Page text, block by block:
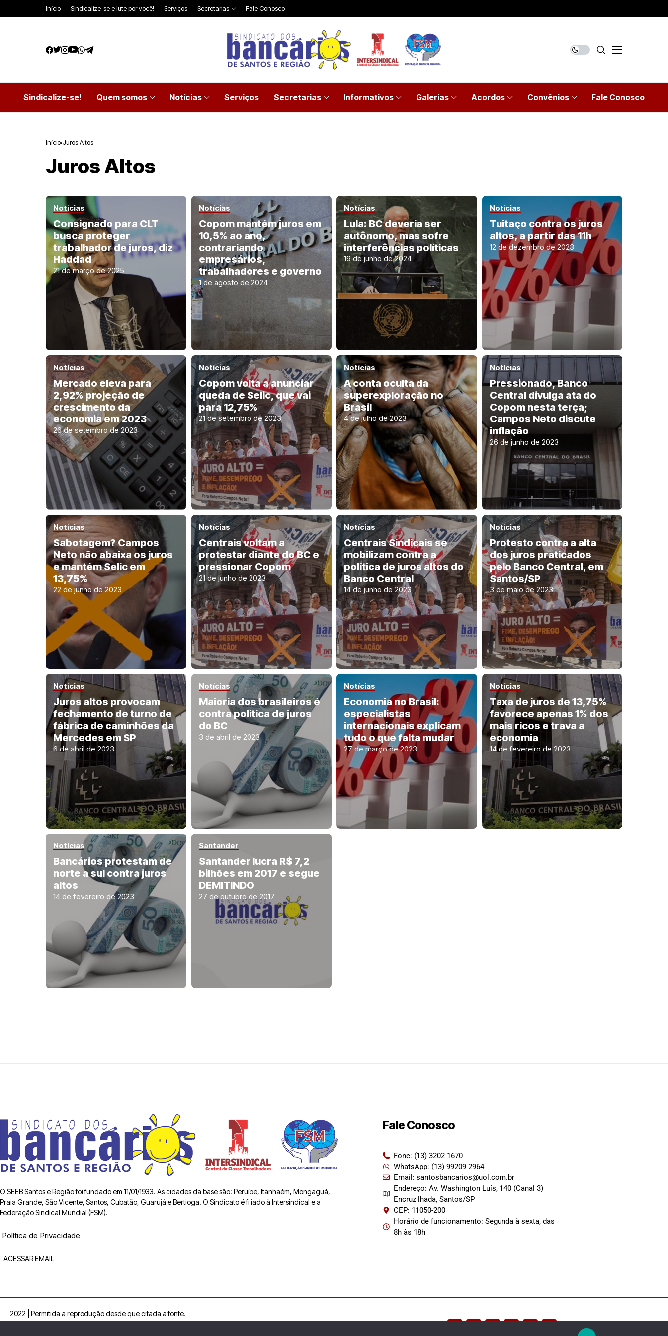
Início Sindicalize-se e lute por você! Serviços Secretarias Fale Conosco
Sindicalize-se! Quem somos Notícias Serviços Secretarias Informativos Galerias Acordos Convênios Fale Conosco
Início Juros Altos
Juros Altos
Notícias
Consignado para CLT
busca proteger
trabalhador de juros, diz
Haddad
21 de março de 2025
Notícias
Copom mantém juros em
10,5% ao ano,
contrariando
empresários,
trabalhadores e governo
1 de agosto de 2024
Notícias
Lula: BC deveria ser
autônomo, mas sofre
interferências políticas
19 de junho de 2024
Notícias
Tuitaço contra os juros
altos, a partir das 11h
12 de dezembro de 2023
Notícias
Mercado eleva para
2,92% projeção de
crescimento da
economia em 2023
26 de setembro de 2023
Notícias
Copom volta a anunciar
queda de Selic, que vai
para 12,75%
21 de setembro de 2023
Notícias
A conta oculta da
superexploração no
Brasil
4 de julho de 2023
Notícias
Pressionado, Banco
Central divulga ata do
Copom nesta terça;
Campos Neto discute
inflação
26 de junho de 2023
Notícias
Sabotagem? Campos
Neto não abaixa os juros
e mantém Selic em
13,75%
22 de junho de 2023
Notícias
Centrais voltam a
protestar diante do BC e
pressionar Copom
21 de junho de 2023
Notícias
Centrais Sindicais se
mobilizam contra a
política de juros altos do
Banco Central
14 de junho de 2023
Notícias
Protesto contra a alta
dos juros praticados
pelo Banco Central, em
Santos/SP
3 de maio de 2023
Notícias
Juros altos provocam
fechamento de turno de
fábrica de caminhões da
Mercedes em SP
6 de abril de 2023
Notícias
Maioria dos brasileiros é
contra política de juros
do BC
3 de abril de 2023
Notícias
Economia no Brasil:
especialistas
internacionais explicam
tudo o que falta mudar
27 de março de 2023
Notícias
Taxa de juros de 13,75%
favorece apenas 1% dos
mais ricos e trava a
economia
14 de fevereiro de 2023
Notícias
Bancários protestam de
norte a sul contra juros
altos
14 de fevereiro de 2023
Santander
Santander lucra R$ 7,2
bilhões em 2017 e segue
DEMITINDO
27 de outubro de 2017
O SEEB Santos e Região foi fundado em 11/01/1933. As cidades da base são: Peruíbe, Itanhaém, Mongaguá,
Praia Grande, São Vicente, Santos, Cubatão, Guarujá e Bertioga. O Sindicato é filiado à Intersindical e a
Federação Sindical Mundial (FSM).
Política de Privacidade
ACESSAR EMAIL
Fale Conosco
Fone: (13) 3202 1670
WhatsApp: (13) 99209 2964
Email: santosbancarios@uol.com.br
Endereço: Av. Washington Luís, 140 (Canal 3)
Encruzilhada, Santos/SP
CEP: 11050-200
Horário de funcionamento: Segunda à sexta, das
8h às 18h
2022 | Permitida a reprodução desde que citada a fonte.